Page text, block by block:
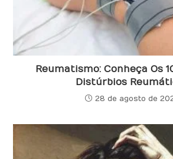
Reumatismo: Conheça Os
Distúrbios
28 de agosto de